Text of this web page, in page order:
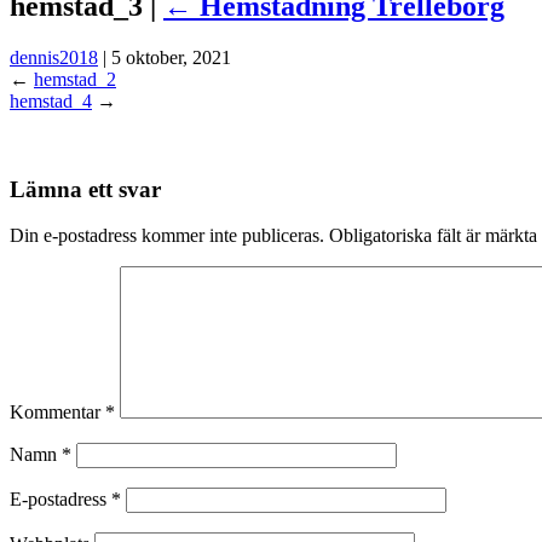
dennis2018 | 5 oktober, 2021
← hemstad_2
hemstad_4 →
Lämna ett svar
Din e-postadress kommer inte publiceras. Obligatoriska fält är märkta
Kommentar *
Namn *
E-postadress *